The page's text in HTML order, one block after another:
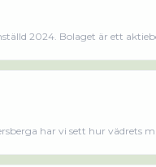
2024. Bolaget är ett
har vi sett hur vädrets
livslängd genom